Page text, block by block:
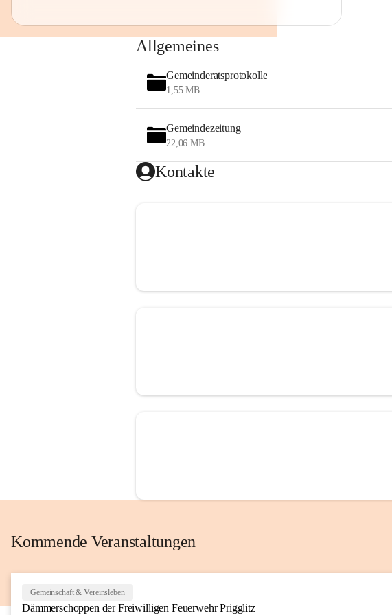
Allgemeines
Gemeinderatsprotokolle
1,55 MB
Gemeindezeitung
22,06 MB
Kontakte
Kommende Veranstaltungen
Gemeinschaft & Vereinsleben
Dämmerschoppen der Freiwilligen Feuerwehr Prigglitz